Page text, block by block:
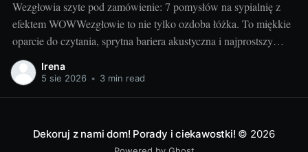
Wezgłowia szyte pod zamówienie: 7 pomysłów na sypialnię z
efektem WOWWezgłowie to nie tylko ozdoba łóżka. To miękkie
oparcie do czytania, sprytna bariera akustyczna i najprostszy
sposób na nadanie sypialni charakteru. Projektując je na
zamówienie, decydujesz o wszystkim: formie, wysokości,
Irena
5 sie 2026 • 3 min read
Dekoruj z nami dom! Porady i ciekawostki! © 2026